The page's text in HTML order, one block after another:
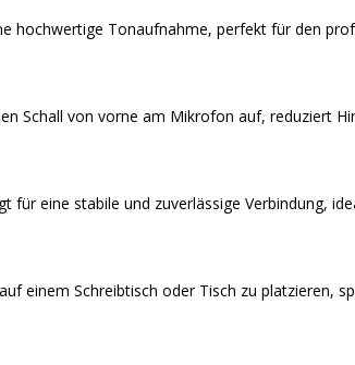
hochwertige Tonaufnahme, perfekt für den
Schall von vorne am Mikrofon auf, reduziert
für eine stabile und zuverlässige Verbindung,
einem Schreibtisch oder Tisch zu platzieren,